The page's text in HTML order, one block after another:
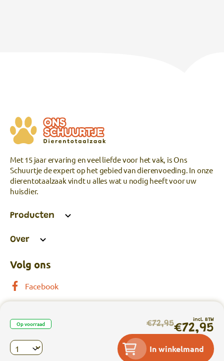
Op voorraad €72,95€72,95
incl. BTW
In winkelmand
Met 15 jaar ervaring en veel liefde voor het vak, is Ons
Schuurtje de expert op het gebied van dierenvoeding. In onze
dierentotaalzaak vindt u alles wat u nodig heeft voor uw
huisdier.
Producten
Over
Volg ons
Facebook
Privacy | Algemene voorwaarden |